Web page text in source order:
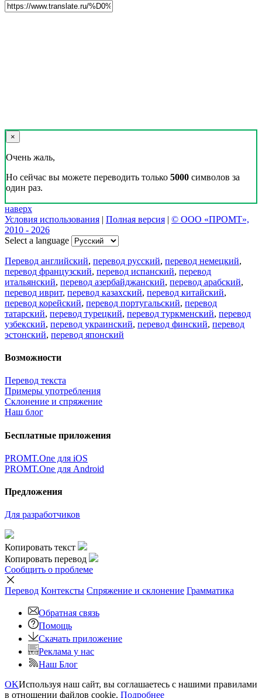
×
Очень жаль,
Но сейчас вы можете переводить только 5000 символов за
один раз.
наверх
Условия использования | Полная версия | © ООО «ПРОМТ»,
2010 - 2026
Select a language
Перевод английский, перевод русский, перевод немецкий,
перевод французский, перевод испанский, перевод
итальянский, перевод азербайджанский, перевод арабский,
перевод иврит, перевод казахский, перевод китайский,
перевод корейский, перевод португальский, перевод
татарский, перевод турецкий, перевод туркменский, перевод
узбекский, перевод украинский, перевод финский, перевод
эстонский, перевод японский
Возможности
Перевод текста
Примеры употребления
Склонение и спряжение
Наш блог
Бесплатные приложения
PROMT.One для iOS
PROMT.One для Android
Предложения
Для разработчиков
Копировать текст
Копировать перевод
Сообщить о проблеме
Перевод Контексты Спряжение и склонение Грамматика
Обратная связь
Помощь
Скачать приложение
Реклама у нас
Наш Блог
OKИспользуя наш сайт, вы соглашаетесь с нашими правилами
в отношении файлов cookie. Подробнее